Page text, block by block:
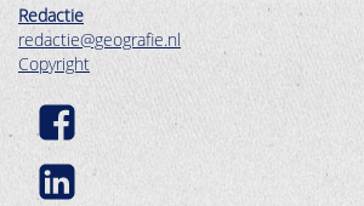
Redactie
redactie@geografie.nl
Copyright